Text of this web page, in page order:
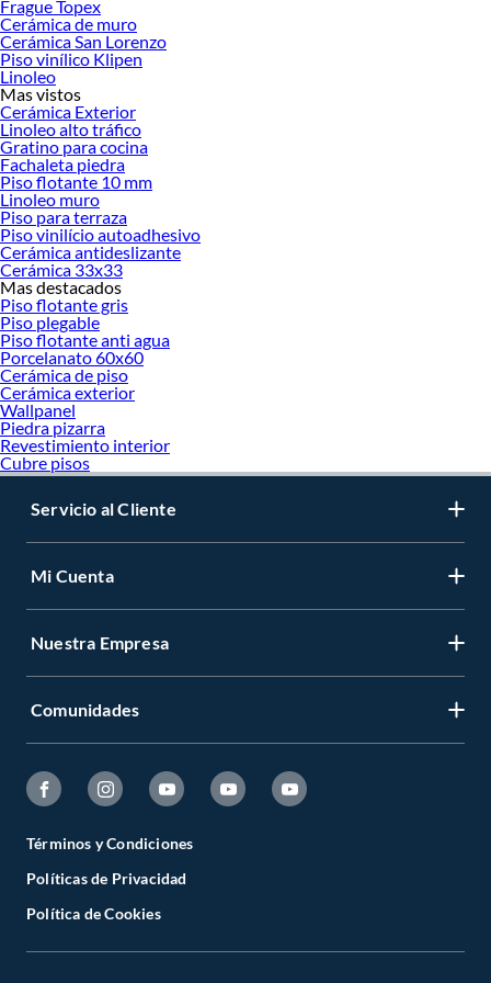
Frague Topex
Cerámica de muro
Cerámica San Lorenzo
Piso vinílico Klipen
Linoleo
Mas vistos
Cerámica Exterior
Linoleo alto tráfico
Gratino para cocina
Fachaleta piedra
Piso flotante 10 mm
Linoleo muro
Piso para terraza
Piso vinilício autoadhesivo
Cerámica antideslizante
Cerámica 33x33
Mas destacados
Piso flotante gris
Piso plegable
Piso flotante anti agua
Porcelanato 60x60
Cerámica de piso
Cerámica exterior
Wallpanel
Piedra pizarra
Revestimiento interior
Cubre pisos
Servicio al Cliente
Mi Cuenta
Nuestra Empresa
Comunidades
Términos y Condiciones
Políticas de Privacidad
Política de Cookies